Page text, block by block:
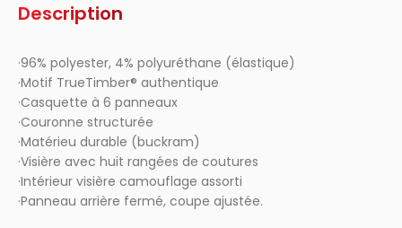
Description
·96% polyester, 4% polyuréthane (élastique)
·Motif TrueTimber® authentique
·Casquette à 6 panneaux
·Couronne structurée
·Matérieu durable (buckram)
·Visière avec huit rangées de coutures
·Intérieur visière camouflage assorti
·Panneau arrière fermé, coupe ajustée.